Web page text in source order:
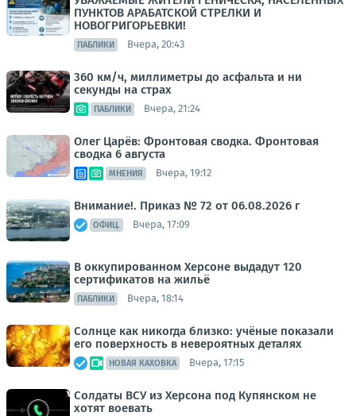
ПУНКТОВ АРАБАТСКОЙ СТРЕЛКИ И
НОВОГРИГОРЬЕВКИ!
ПАБЛИКИ Вчера, 20:43
360 км/ч, миллиметры до асфальта и ни
секунды на страх
ПАБЛИКИ Вчера, 21:24
Олег Царёв: Фронтовая сводка. Фронтовая
сводка 6 августа
МНЕНИЯ Вчера, 19:12
Внимание!. Приказ № 72 от 06.08.2026 г
ОФИЦ. Вчера, 17:09
В оккупированном Херсоне выдадут 120
сертификатов на жильё
ПАБЛИКИ Вчера, 18:14
Солнце как никогда близко: учёные показали
его поверхность в невероятных деталях
НОВАЯ КАХОВКА Вчера, 17:15
Солдаты ВСУ из Херсона под Купянском не
хотят воевать